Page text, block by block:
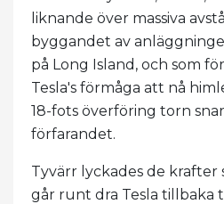
liknande över massiva
byggandet av
på Long Island, och som
Tesla's förmåga att nå
18-fots överföring torn
förfarandet.
Tyvärr lyckades de
går runt dra Tesla tillbaka